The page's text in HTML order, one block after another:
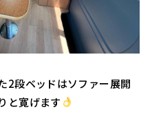
2段ベッドはソファー展開
と寛げます